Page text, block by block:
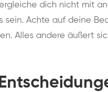
dich nicht mit
Achte auf deine
Alles andere äußert